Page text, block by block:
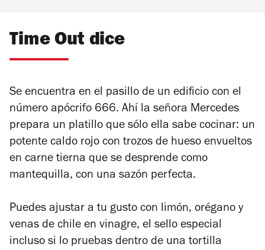
Time Out dice
Se encuentra en el pasillo de un edificio con el
número apócrifo 666. Ahí la señora Mercedes
prepara un platillo que sólo ella sabe cocinar: un
potente caldo rojo con trozos de hueso envueltos
en carne tierna que se desprende como
mantequilla, con una sazón perfecta.
Puedes ajustar a tu gusto con limón, orégano y
venas de chile en vinagre, el sello especial
incluso si lo pruebas dentro de una tortilla